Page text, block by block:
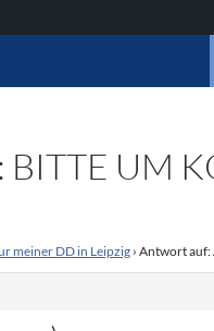
UM
meiner DD in Leipzig › Antwort auf: